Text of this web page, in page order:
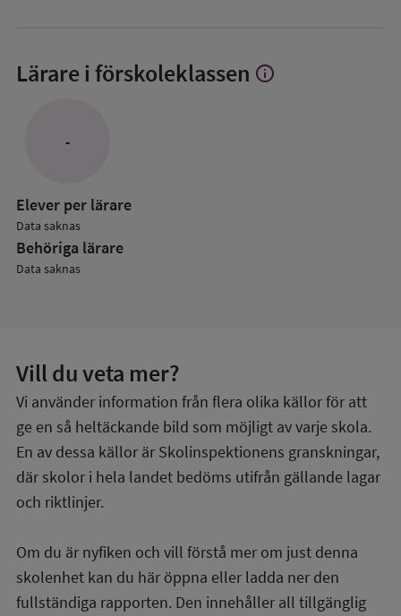
Lärare i förskoleklassen Visa
info
-
Elever per lärare
Data saknas
Behöriga lärare
Data saknas
Vill du veta mer?
Vi använder information från flera olika källor för att
ge en så heltäckande bild som möjligt av varje skola.
En av dessa källor är Skolinspektionens granskningar,
där skolor i hela landet bedöms utifrån gällande lagar
och riktlinjer.
Om du är nyfiken och vill förstå mer om just denna
skolenhet kan du här öppna eller ladda ner den
fullständiga rapporten. Den innehåller all tillgänglig